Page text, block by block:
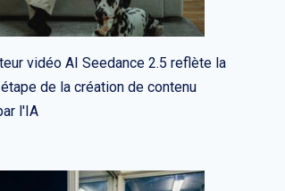
vidéo AI Seedance 2.5 reflète la
de la création de contenu
l'IA